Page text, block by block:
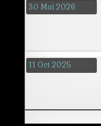
30 Mai 2026
11 Oct 2025